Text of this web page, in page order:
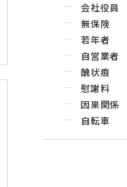
会社役員
無保険
若年者
自営業者
醜状痕
慰謝料
因果関係
自転車